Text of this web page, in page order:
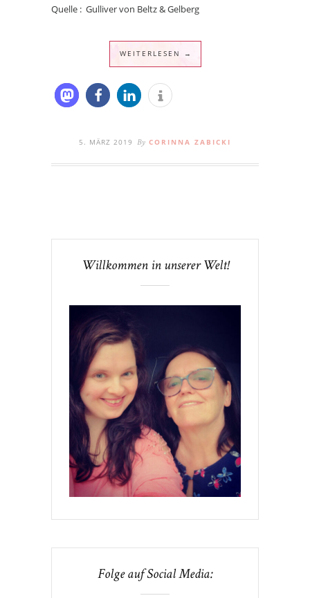
Quelle : Gulliver von Beltz & Gelberg
WEITERLESEN →
5. MÄRZ 2019 By CORINNA ZABICKI
Willkommen in unserer Welt!
Folge auf Social Media: